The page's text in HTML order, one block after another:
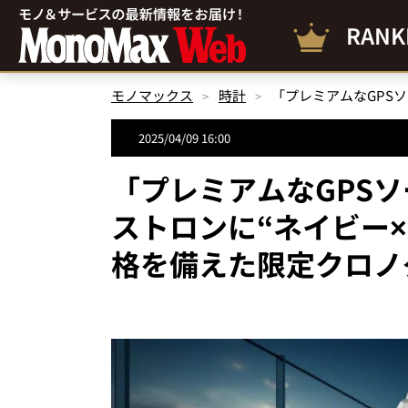
モノマックス 時計
2025/04/09 16:00
「プレミアムなGPS
ストロンに“ネイビー
格を備えた限定クロ